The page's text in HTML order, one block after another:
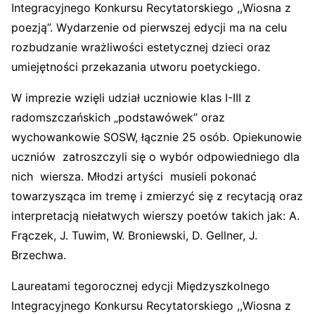
Integracyjnego Konkursu Recytatorskiego ,,Wiosna z
poezją”. Wydarzenie od pierwszej edycji ma na celu
rozbudzanie wrażliwości estetycznej dzieci oraz
umiejętności przekazania utworu poetyckiego.
W imprezie wzięli udział uczniowie klas I-III z
radomszczańskich „podstawówek” oraz
wychowankowie SOSW, łącznie 25 osób. Opiekunowie
uczniów zatroszczyli się o wybór odpowiedniego dla
nich wiersza. Młodzi artyści musieli pokonać
towarzysząca im tremę i zmierzyć się z recytacją oraz
interpretacją niełatwych wierszy poetów takich jak: A.
Frączek, J. Tuwim, W. Broniewski, D. Gellner, J.
Brzechwa.
Laureatami tegorocznej edycji Międzyszkolnego
Integracyjnego Konkursu Recytatorskiego ,,Wiosna z